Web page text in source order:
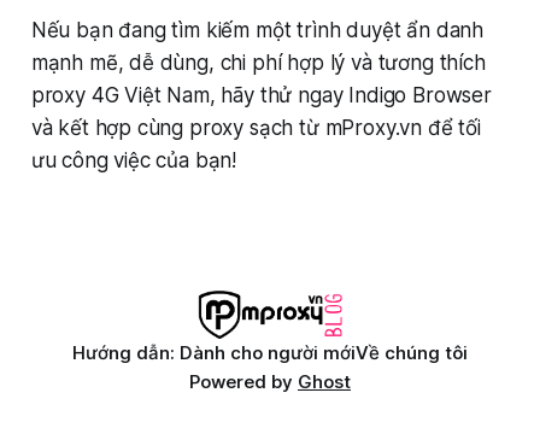
Nếu bạn đang tìm kiếm một trình duyệt ẩn danh
mạnh mẽ, dễ dùng, chi phí hợp lý và tương thích
proxy 4G Việt Nam, hãy thử ngay Indigo Browser
và kết hợp cùng proxy sạch từ mProxy.vn để tối
ưu công việc của bạn!
Hướng dẫn: Dành cho người mớiVề chúng tôi
Powered by Ghost